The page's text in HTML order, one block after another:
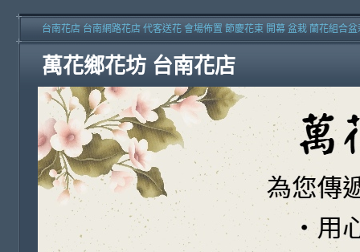
萬花鄉花坊 台南花店
台南花店 台南網路花店 代客送花 會場佈置 節慶花束 開幕 盆栽 蘭花組合